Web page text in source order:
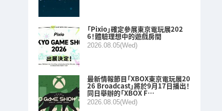
「Pixio」確定參展東京電玩展202
6！體驗理想中的遊戲房間
2026.08.05(Wed)
最新情報節目「XBOX東京電玩展20
26 Broadcast」將於9月17日播出！
同日舉辦的「XBOX F…
2026.08.05(Wed)